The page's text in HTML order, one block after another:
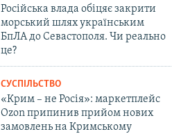
Російська влада обіцяє закрити
морський шлях українським
БпЛА до Севастополя. Чи реально
це?
СУСПІЛЬСТВО
«Крим – не Росія»: маркетплейс
Ozon припинив прийом нових
замовлень на Кримському